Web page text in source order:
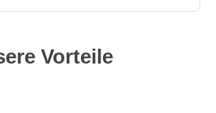
Vorteile